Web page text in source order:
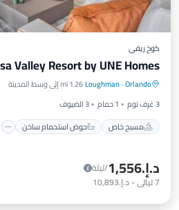
كوخ ريفي
Valley Resort by UNE Homes
Orlando
·
Loughman1.26 mi إلى وسط المدينة
3 غرف نوم
1 حمام
3 الضيوف
مسبح خاص
حوض استحمام ساخن
مسبح خاص حوض
مكيف هواء
د.إ.‏1,556
/ليلة
7ليالي- د.إ.‏10,893